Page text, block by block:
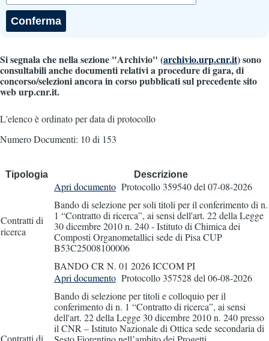
Si segnala che nella sezione "Archivio" (archivio.urp.cnr.it) sono
consultabili anche documenti relativi a procedure di gara, di
concorso/selezioni ancora in corso pubblicati sul precedente sito
web urp.cnr.it.
L'elenco è ordinato per data di protocollo
Numero Documenti: 10 di 153
Tipologia Descrizione
Contratti di
ricerca
Apri documento Protocollo 359540del 07-08-2026
Bando di selezione per soli titoli per il conferimento di n.
1 “Contratto di ricerca”, ai sensi dell'art. 22 della Legge
30 dicembre 2010 n. 240 - Istituto di Chimica dei
Composti Organometallici sede di Pisa CUP
B53C25008100006
BANDO CR N. 01 2026 ICCOM PI
Contratti di
Apri documento Protocollo 357528 del 06-08-2026
Bando di selezione per titoli e colloquio per il
conferimento di n. 1 “Contratto di ricerca”, ai sensi
dell'art. 22 della Legge 30 dicembre 2010 n. 240 presso
il CNR – Istituto Nazionale di Ottica sede secondaria di